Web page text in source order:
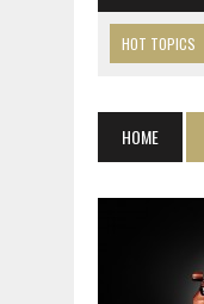
HOT TOPICS
1 JUIN 2021 |
6 AVRIL 2021
HOME